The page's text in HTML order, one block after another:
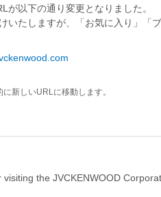
が以下の通り変更となりました。
いたしますが、「お気に入り」「
新しいURLに移動します。
visiting the JVCKENWOOD